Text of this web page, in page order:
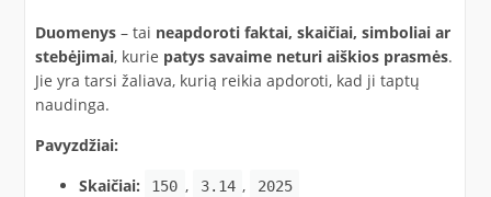
Duomenys– tai neapdoroti faktai, skaičiai, simboliai ar
stebėjimai, kurie patys savaime neturi aiškios prasmės.
Jie yra tarsi žaliava, kurią reikia apdoroti, kad ji taptų
naudinga.​
Pavyzdžiai:
Skaičiai:
150 , 3.14 , 2025